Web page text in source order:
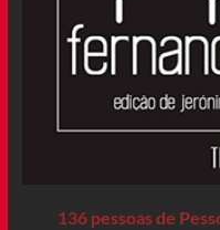
136 pessoas de